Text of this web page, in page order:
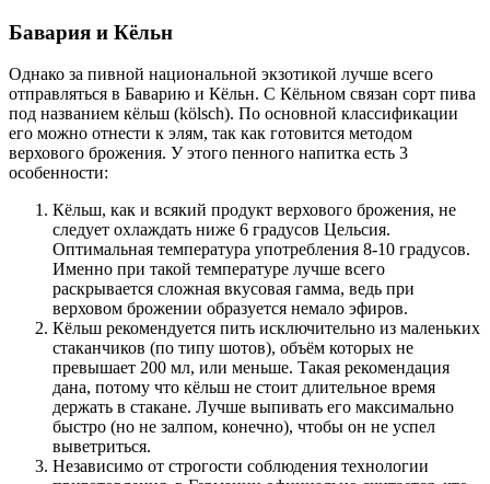
Бавария и Кёльн
Однако за пивной национальной экзотикой лучше всего
отправляться в Баварию и Кёльн. С Кёльном связан сорт пива
под названием кёльш (kölsch). По основной классификации
его можно отнести к элям, так как готовится методом
верхового брожения. У этого пенного напитка есть 3
особенности:
Кёльш, как и всякий продукт верхового брожения, не
следует охлаждать ниже 6 градусов Цельсия.
Оптимальная температура употребления 8-10 градусов.
Именно при такой температуре лучше всего
раскрывается сложная вкусовая гамма, ведь при
верховом брожении образуется немало эфиров.
Кёльш рекомендуется пить исключительно из маленьких
стаканчиков (по типу шотов), объём которых не
превышает 200 мл, или меньше. Такая рекомендация
дана, потому что кёльш не стоит длительное время
держать в стакане. Лучше выпивать его максимально
быстро (но не залпом, конечно), чтобы он не успел
выветриться.
Независимо от строгости соблюдения технологии